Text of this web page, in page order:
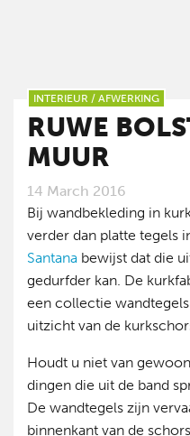
INTERIEUR / AFWERKING
RUWE
MUUR
14 March 2016
Bij wandbekleding in
verder dan platte tegels
Santana bewijst dat die
gedurfder kan. De
een collectie
uitzicht van de
Houdt u niet van
dingen die uit de band
De wandtegels zijn
binnenkant van de